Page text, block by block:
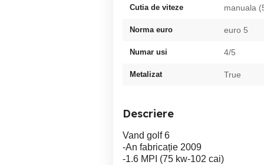
Cutia de viteze manuala
Norma euro euro 5
Numar usi 4/5
Metalizat True
Descriere
Vand golf 6
-An fabricație 2009
-1.6 MPI (75 kw-102 cai)